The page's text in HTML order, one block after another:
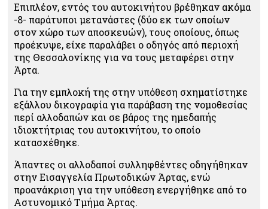
Επιπλέον, εντός του αυτοκινήτου βρέθηκαν ακόμα
-8- παράτυποι μετανάστες (δύο εκ των οποίων
στον χώρο των αποσκευών), τους οποίους, όπως
προέκυψε, είχε παραλάβει ο οδηγός από περιοχή
της Θεσσαλονίκης για να τους μεταφέρει στην
Άρτα.
Για την εμπλοκή της στην υπόθεση σχηματίστηκε
εξάλλου δικογραφία για παράβαση της νομοθεσίας
περί αλλοδαπών και σε βάρος της ημεδαπής
ιδιοκτήτριας του αυτοκινήτου, το οποίο
κατασχέθηκε.
Άπαντες οι αλλοδαποί συλληφθέντες οδηγήθηκαν
στην Εισαγγελία Πρωτοδικών Άρτας, ενώ
προανάκριση για την υπόθεση ενεργήθηκε από το
Αστυνομικό Τμήμα Άρτας.